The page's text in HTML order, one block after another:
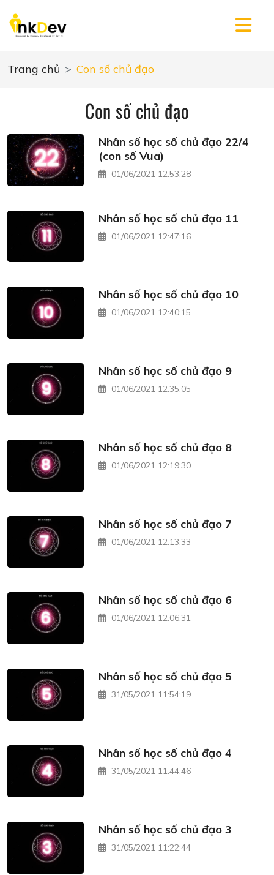
Trang chủ Con số chủ đạo
Con số chủ đạo
Nhân số học số chủ đạo 22/4
(con số Vua)
01/06/2021 12:53:28
Nhân số học số chủ đạo 11
01/06/2021 12:47:16
Nhân số học số chủ đạo 10
01/06/2021 12:40:15
Nhân số học số chủ đạo 9
01/06/2021 12:35:05
Nhân số học số chủ đạo 8
01/06/2021 12:19:30
Nhân số học số chủ đạo 7
01/06/2021 12:13:33
Nhân số học số chủ đạo 6
01/06/2021 12:06:31
Nhân số học số chủ đạo 5
31/05/2021 11:54:19
Nhân số học số chủ đạo 4
31/05/2021 11:44:46
Nhân số học số chủ đạo 3
31/05/2021 11:22:44